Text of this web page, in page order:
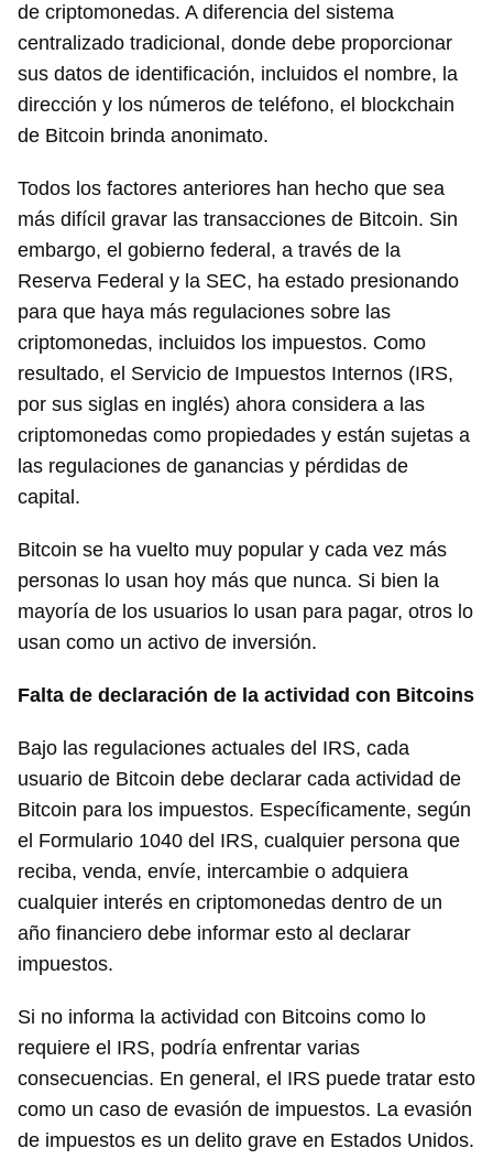
de criptomonedas. A diferencia del sistema
centralizado tradicional, donde debe proporcionar
sus datos de identificación, incluidos el nombre, la
dirección y los números de teléfono, el blockchain
de Bitcoin brinda anonimato.
Todos los factores anteriores han hecho que sea
más difícil gravar las transacciones de Bitcoin. Sin
embargo, el gobierno federal, a través de la
Reserva Federal y la SEC, ha estado presionando
para que haya más regulaciones sobre las
criptomonedas, incluidos los impuestos. Como
resultado, el Servicio de Impuestos Internos (IRS,
por sus siglas en inglés) ahora considera a las
criptomonedas como propiedades y están sujetas a
las regulaciones de ganancias y pérdidas de
capital.
Bitcoin se ha vuelto muy popular y cada vez más
personas lo usan hoy más que nunca. Si bien la
mayoría de los usuarios lo usan para pagar, otros lo
usan como un activo de inversión.
Falta de declaración de la actividad con Bitcoins
Bajo las regulaciones actuales del IRS, cada
usuario de Bitcoin debe declarar cada actividad de
Bitcoin para los impuestos. Específicamente, según
el Formulario 1040 del IRS, cualquier persona que
reciba, venda, envíe, intercambie o adquiera
cualquier interés en criptomonedas dentro de un
año financiero debe informar esto al declarar
impuestos.
Si no informa la actividad con Bitcoins como lo
requiere el IRS, podría enfrentar varias
consecuencias. En general, el IRS puede tratar esto
como un caso de evasión de impuestos. La evasión
de impuestos es un delito grave en Estados Unidos.